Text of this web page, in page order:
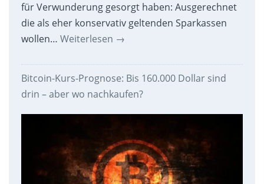
für Verwunderung gesorgt haben: Ausgerechnet
die als eher konservativ geltenden Sparkassen
wollen… Weiterlesen →
Bitcoin-Kurs-Prognose: Bis 160.000 Dollar sind
drin – aber wo nachkaufen?